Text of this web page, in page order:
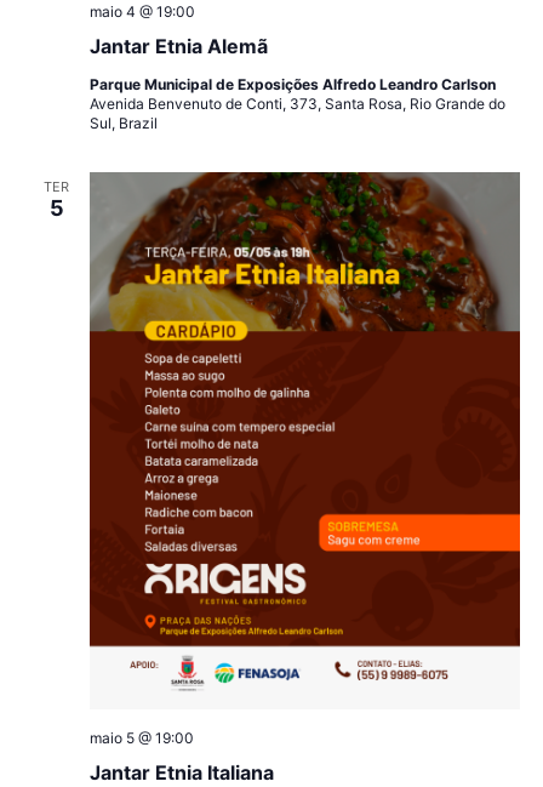
Jantar Etnia Alemã
maio 4 @ 19:00
Parque Municipal de Exposições Alfredo Leandro Carlson
Avenida Benvenuto de Conti, 373, Santa Rosa, Rio Grande do
Sul, Brazil
TER
5
Jantar Etnia Italiana
maio 5 @ 19:00